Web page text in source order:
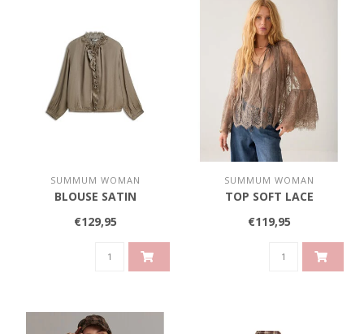
SUMMUM WOMAN
BLOUSE SATIN
€129,95
SUMMUM WOMAN
TOP SOFT LACE
€119,95